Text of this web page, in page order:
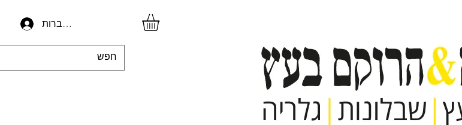
להתחברות